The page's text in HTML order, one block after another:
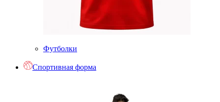
Футболки
Спортивная форма